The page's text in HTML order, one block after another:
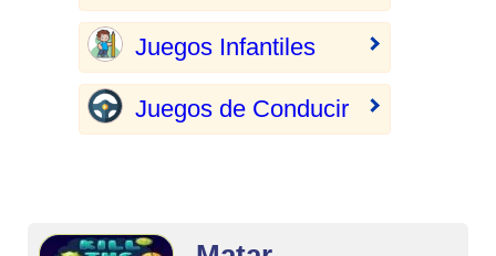
Juegos Infantiles
Juegos de Conducir